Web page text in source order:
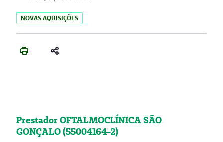
NOVAS AQUISIÇÕES
Prestador OFTALMOCLÍNICA SÃO
GONÇALO (55004164-2)